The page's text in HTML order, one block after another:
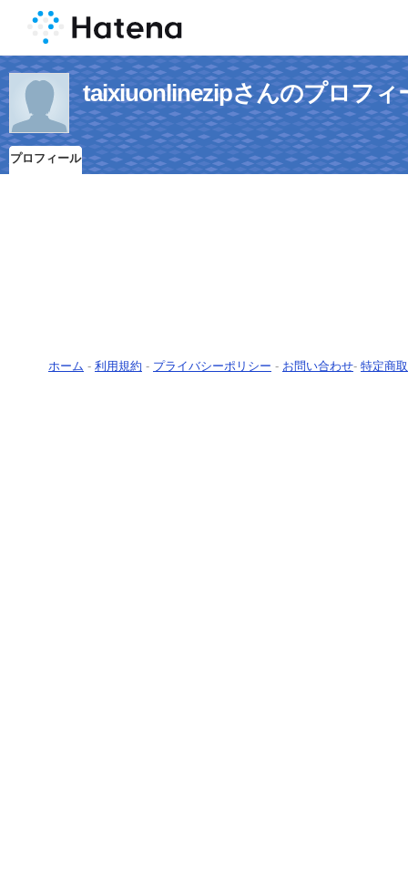
taixiuonlinezipさんのプロフィ
プロフィール
ホーム - 利用規約 - プライバシーポリシー - お問い合わせ- 特定商